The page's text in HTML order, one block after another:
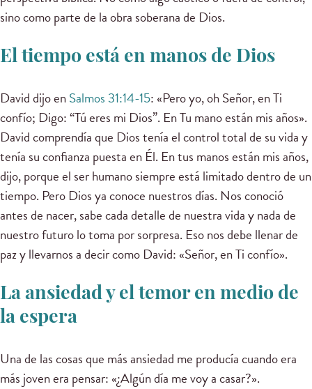
sino como parte de la obra soberana de Dios.
El tiempo está en manos de Dios
David dijo enSalmos 31:14-15: «Pero yo, oh Señor, en Ti
confío; Digo: “Tú eres mi Dios”. En Tu mano están mis años».
David comprendía que Dios tenía el control total de su vida y
tenía su confianza puesta en Él. En tus manos están mis años,
dijo, porque el ser humano siempre está limitado dentro de un
tiempo. Pero Dios ya conoce nuestros días. Nos conoció
antes de nacer, sabe cada detalle de nuestra vida y nada de
nuestro futuro lo toma por sorpresa. Eso nos debe llenar de
paz y llevarnos a decir como David: «Señor, en Ti confío».
La ansiedad y el temor en medio de
la espera
Una de las cosas que más ansiedad me producía cuando era
más joven era pensar: «¿Algún día me voy a casar?».